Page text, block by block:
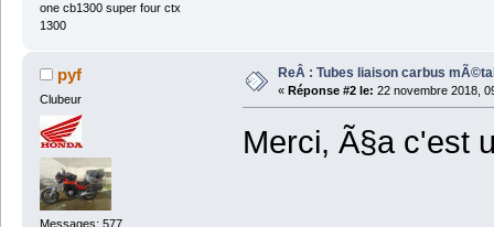
one cb1300 super four ctx
1300
pyf
Clubeur
Messages: 577
ReÂ : Tubes liaison carbus
« Réponse #2 le: 22 novembre 2018,
Merci, Ã§a c'est